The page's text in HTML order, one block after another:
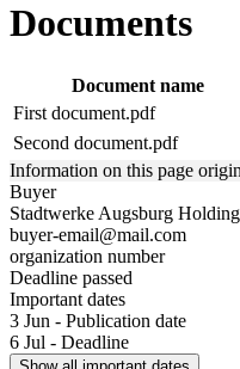
Documents
Document name
First document.pdf
Second document.pdf
Information on this page
Buyer
Stadtwerke Augsburg
buyer-email@mail.com
organization number
Deadline passed
Important dates
3 Jun - Publication date
6 Jul - Deadline